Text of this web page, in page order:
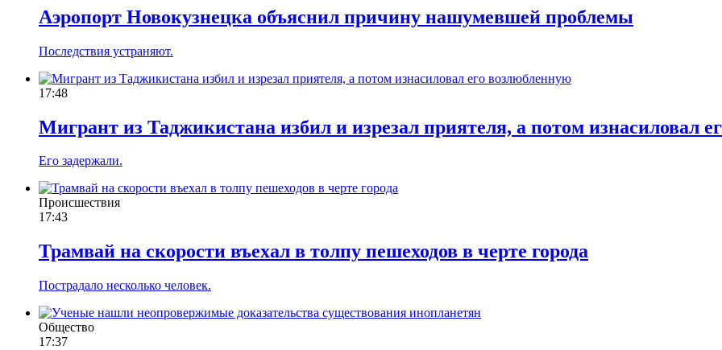
Аэропорт Новокузнецка объяснил причину нашумевшей проблемы
Последствия устраняют.
17:48
Мигрант из Таджикистана избил и изрезал приятеля, а потом изнасиловал
Его задержали.
Происшествия
17:43
Трамвай на скорости въехал в толпу пешеходов в черте города
Пострадало несколько человек.
Общество
17:37